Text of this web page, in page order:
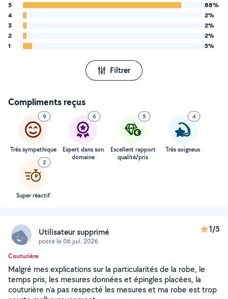
5
88%
4
2%
3
2%
2
2%
1
5%
Filtrer
Compliments reçus
9
Très sympathique
6
Expert dans son
domaine
5
Excellent rapport
qualité/prix
4
Très soigneux
2
Super réactif
Utilisateur supprimé
posté le 06 juil. 2026
1/5
Couturière
Malgré mes explications sur la particularités de la robe, le
temps pris, les mesures données et épingles placées, la
couturière n'a pas respecté les mesures et ma robe est trop